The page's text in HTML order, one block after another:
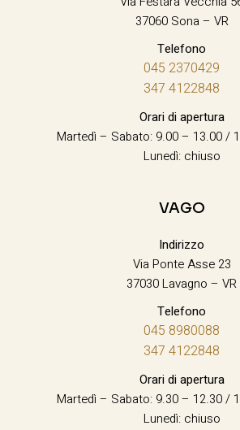
37060 Sona – VR
Telefono
045 2370429
347 4122848
Orari di apertura
Martedì – Sabato: 9.00 – 13.00 /
Lunedì: chiuso
VAGO
Indirizzo
Via Ponte Asse 23
37030 Lavagno – VR
Telefono
045 8980088
347 4122848
Orari di apertura
Martedì – Sabato: 9.30 – 12.30 /
Lunedì: chiuso